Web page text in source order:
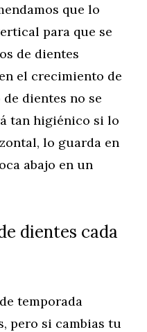
que lo
para que se
de dientes
el crecimiento de
dientes no se
tan higiénico si lo
lo guarda en
abajo en un
dientes cada
temporada
pero si cambias tu